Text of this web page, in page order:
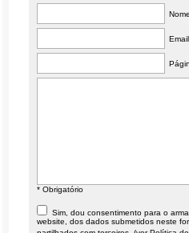
* Obrigatório
Sim, dou consentimento para o
website, dos dados submetidos neste